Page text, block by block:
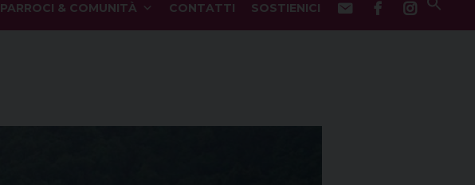
PARROCI & COMUNITÀ CONTATTI SOSTIENICI